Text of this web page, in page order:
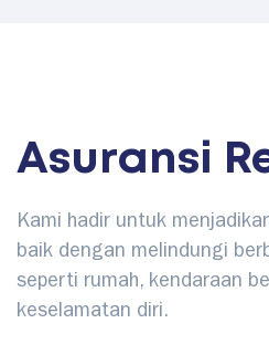
Asuransi
Kami hadir untuk
baik dengan melindungi
seperti rumah, kendaraan
keselamatan diri.